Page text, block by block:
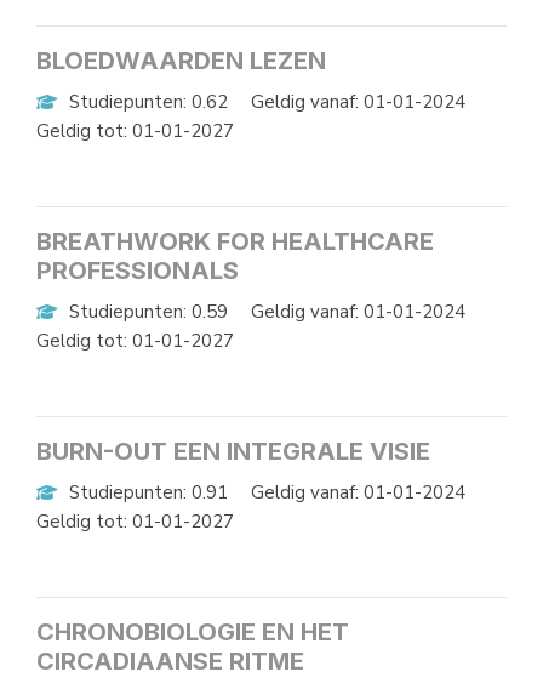
BLOEDWAARDEN LEZEN
Studiepunten: 0.62
Geldig vanaf: 01-01-2024
Geldig tot: 01-01-2027
BREATHWORK FOR HEALTHCARE
PROFESSIONALS
Studiepunten: 0.59
Geldig vanaf: 01-01-2024
Geldig tot: 01-01-2027
BURN-OUT EEN INTEGRALE VISIE
Studiepunten: 0.91
Geldig vanaf: 01-01-2024
Geldig tot: 01-01-2027
CHRONOBIOLOGIE EN HET
CIRCADIAANSE RITME